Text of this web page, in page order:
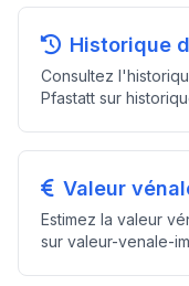
Historique
Consultez
Pfastatt sur
Valeur
Estimez la valeur
sur valeur-venale-